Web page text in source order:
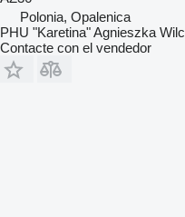
Polonia, Opalenica
PHU "Karetina" Agnieszka
Contacte con el vendedor